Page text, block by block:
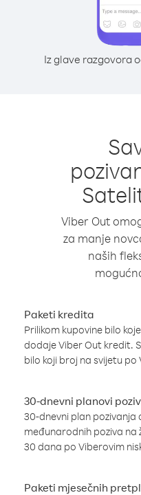
Iz glave razgovora
Viber Out
za manje
naših
Paketi kredita
Prilikom kupovine bilo
dodaje Viber Out kredit.
bilo koji broj na svijetu
30-dnevni planovi
30-dnevni plan
međunarodnih poziva
30 dana po Viberovim
Paketi mjesečnih